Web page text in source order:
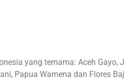
yang ternama: Aceh Gayo,
Papua Wamena dan Flores